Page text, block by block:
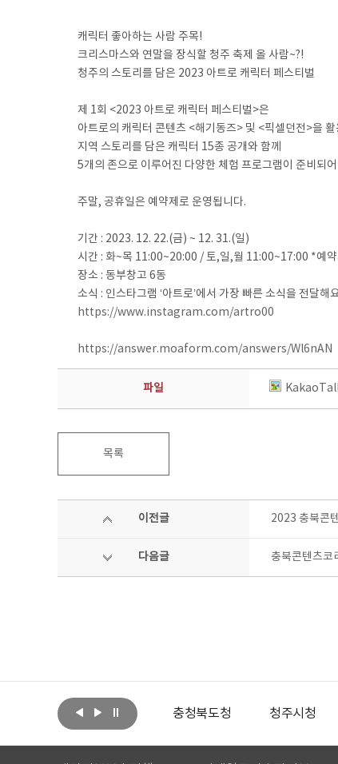
캐릭터 좋아하는 사람 주목!
크리스마스와 연말을 장식할 청주 축제 올 사람~?!
청주의 스토리를 담은 2023 아트로 캐릭터 페스티벌
제 1회 <2023 아트로 캐릭터 페스티벌>은
아트로의 캐릭터 콘텐츠 <해기동즈> 및 <픽셀던전>을
지역 스토리를 담은 캐릭터 15종 공개와 함께
5개의 존으로 이루어진 다양한 체험 프로그램이 준비되
주말, 공휴일은 예약제로 운영됩니다.
기간 : 2023. 12. 22.(금) ~ 12. 31.(일)
시간 : 화~목 11:00~20:00 / 토,일,월 11:00~17:00 *예약
장소 : 동부창고 6동
소식 : 인스타그램 ‘아트로’에서 가장 빠른 소식을 전달해
https://www.instagram.com/artro00
https://answer.moaform.com/answers/Wl6nAN
파일
목록
이전글 2023 충북콘
다음글 충북콘텐츠코
문화체육관광부 충청북도청 청주시청